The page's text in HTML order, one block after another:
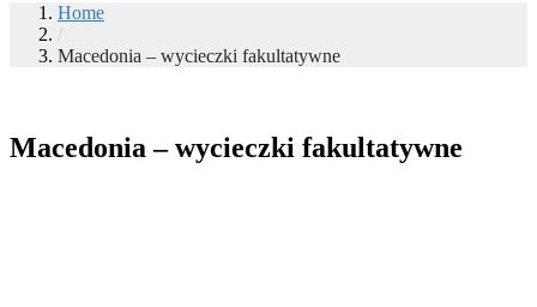
Home
/
Macedonia – wycieczki fakultatywne
Macedonia – wycieczki fakultatywne